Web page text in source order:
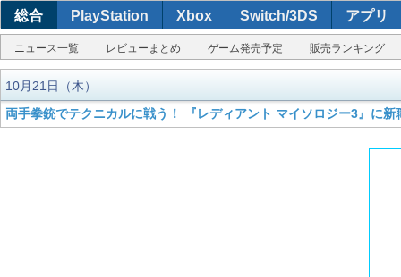
総合 PlayStation Xbox Switch/3DS アプリ
ニュース一覧 レビューまとめ ゲーム発売予定 販売ランキング
10月21日（木）
両手拳銃でテクニカルに戦う！ 『レディアント マイソロジー3』に新